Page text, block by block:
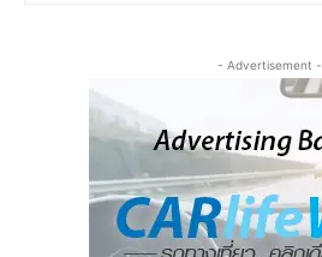
- Advertisement -